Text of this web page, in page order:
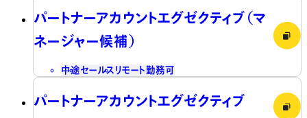
パートナーアカウントエグゼクティブ（マ
ネージャー候補）
中途セールス リモート勤務可
パートナーアカウントエグゼクティブ